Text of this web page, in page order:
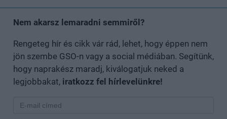
Nem akarsz lemaradni semmiről?
Rengeteg hír és cikk vár rád, lehet, hogy éppen nem
jön szembe GSO-n vagy a social médiában. Segítünk,
hogy naprakész maradj, kiválogatjuk neked a
legjobbakat, iratkozz fel hírlevelünkre!